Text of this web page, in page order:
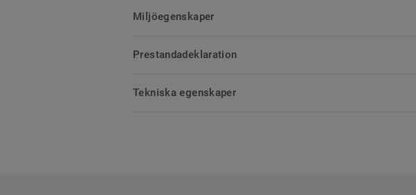
Miljöegenskaper
Prestandadeklaration
Tekniska egenskaper